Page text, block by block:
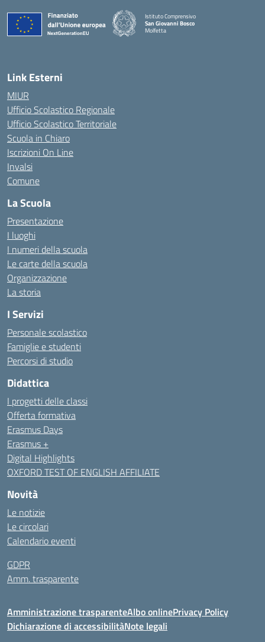
Istituto Comprensivo
San Giovanni Bosco
Molfetta
Link Esterni
MIUR
Ufficio Scolastico Regionale
Ufficio Scolastico Territoriale
Scuola in Chiaro
Iscrizioni On Line
Invalsi
Comune
La Scuola
Presentazione
I luoghi
I numeri della scuola
Le carte della scuola
Organizzazione
La storia
I Servizi
Personale scolastico
Famiglie e studenti
Percorsi di studio
Didattica
I progetti delle classi
Offerta formativa
Erasmus Days
Erasmus +
Digital Highlights
OXFORD TEST OF ENGLISH AFFILIATE
Novità
Le notizie
Le circolari
Calendario eventi
GDPR
Amm. trasparente
Amministrazione trasparenteAlbo onlinePrivacy Policy
Dichiarazione di accessibilitàNote legali